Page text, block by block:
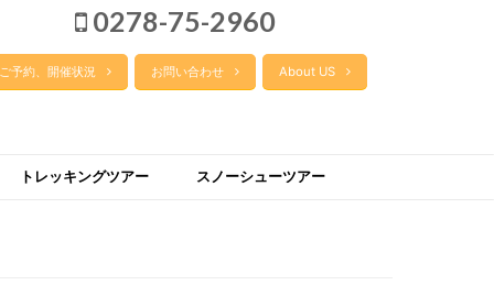
0278-75-2960
ご予約、開催状況 お問い合わせ About US
トレッキングツアー スノーシューツアー